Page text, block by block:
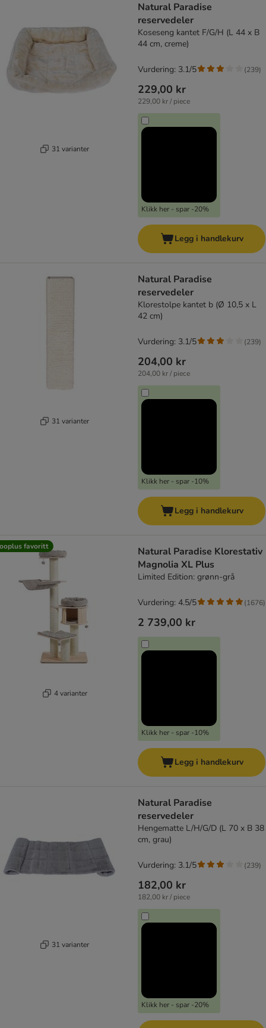
31 varianter
Natural Paradise
reservedeler
Koseseng kantet F/G/H (L 44 x B
44 cm, creme)
229,00 kr
229,00 kr / piece
Klikk her - spar -20%
Vurdering: 3.1/5 (239)
Legg i handlekurv
31 varianter
Natural Paradise
reservedeler
Klorestolpe kantet b (Ø 10,5 x L
42 cm)
204,00 kr
204,00 kr / piece
Klikk her - spar -10%
Vurdering: 3.1/5 (239)
Legg i handlekurv
favoritt
4 varianter
Natural Paradise Klorestativ
Magnolia XL Plus
Limited Edition: grønn-grå
2 739,00 kr
Klikk her - spar -10%
Vurdering: 4.5/5 (1676)
Legg i handlekurv
31 varianter
Natural Paradise
reservedeler
Hengematte L/H/G/D (L 70 x B 38
cm, grau)
182,00 kr
182,00 kr / piece
Klikk her - spar -20%
Vurdering: 3.1/5 (239)